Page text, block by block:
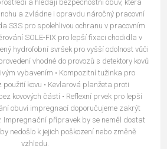
a hledají bezpečnostní obuv, která
a zvládne i opravdu náročný pracovní
S3S pro spolehlivou ochranu v pracovním
SOLE-FIX pro lepší fixaci chodidla v
hydrofobní svršek pro vyšší odolnost vůči
vhodné do provozů s detektory kovů
vybavením • Kompozitní tužinka pro
kovu • Kevlarová planžeta proti
kovových částí • Reflexní prvek pro lepší
obuvi impregnací doporučujeme zakrýt
Impregnační přípravek by se neměl dostat
nedošlo k jejich poškození nebo změně
vzhledu.